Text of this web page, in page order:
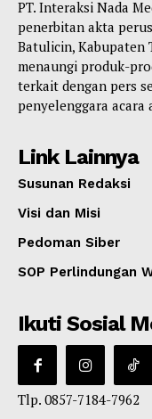
PT. Interaksi Nada
penerbitan akta
Batulicin, Kabupaten
menaungi produk-
terkait dengan pers
penyelenggara acara
Link Lainnya
Susunan Redaksi
Visi dan Misi
Pedoman Siber
SOP Perlindungan
Ikuti Sosial
Tlp. 0857-7184-7962